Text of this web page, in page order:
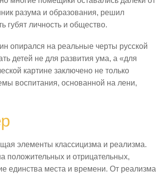
разума и образования, решил
губят личность и общество.
опирался на реальные черты русской
детей не для развития ума, а «для
картине заключено не только
воспитания, основанной на лени,
элементы классицизма и реализма.
положительных и отрицательных,
единства места и времени. От реализма